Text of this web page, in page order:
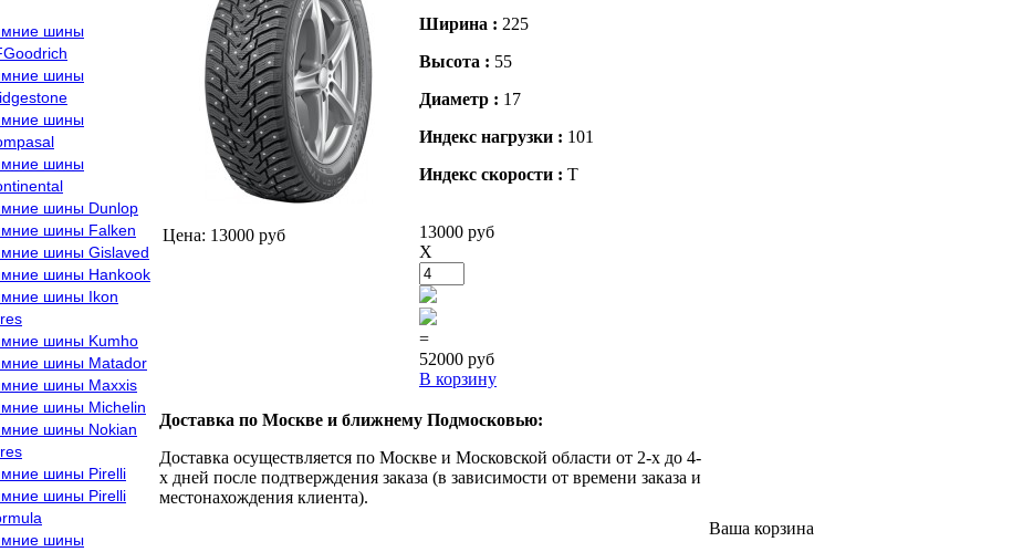
шины
шины
шины
шины
шины Dunlop
шины Falken
шины Gislaved
шины Hankook
шины Ikon
шины Kumho
шины Matador
шины Maxxis
шины Michelin
шины Nokian
шины Pirelli
шины Pirelli
шины
Цена: 13000 руб
Ширина : 225
Высота : 55
Диаметр : 17
Индекс нагрузки : 101
Индекс скорости : T
13000 руб
X
=
52000 руб
В корзину
Доставка по Москве и ближнему Подмосковью:
Доставка осуществляется по Москве и Московской области от 2-х до 4-
х дней после подтверждения заказа (в зависимости от времени заказа и
местонахождения клиента).
Ваша корзина